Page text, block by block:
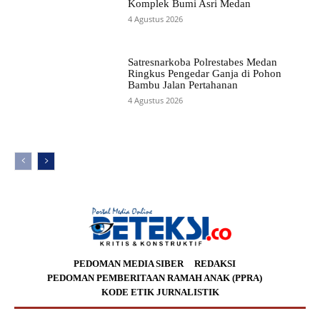
Komplek Bumi Asri Medan
4 Agustus 2026
Satresnarkoba Polrestabes Medan
Ringkus Pengedar Ganja di Pohon
Bambu Jalan Pertahanan
4 Agustus 2026
PEDOMAN MEDIA SIBER
REDAKSI
PEDOMAN PEMBERITAAN RAMAH ANAK (PPRA)
KODE ETIK JURNALISTIK